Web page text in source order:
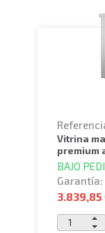
vitrina madurador de carne 2 metros
premium
BAJO
Garantía:
3.839,85